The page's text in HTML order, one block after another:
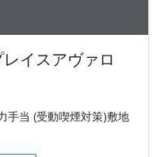
イスアヴァロ
手当 (受動喫煙対策)敷地